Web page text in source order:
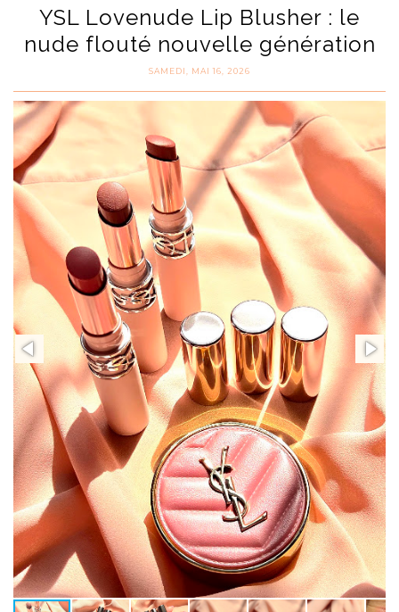
YSL Lovenude Lip Blusher : le
nude flouté nouvelle génération
SAMEDI, MAI 16, 2026